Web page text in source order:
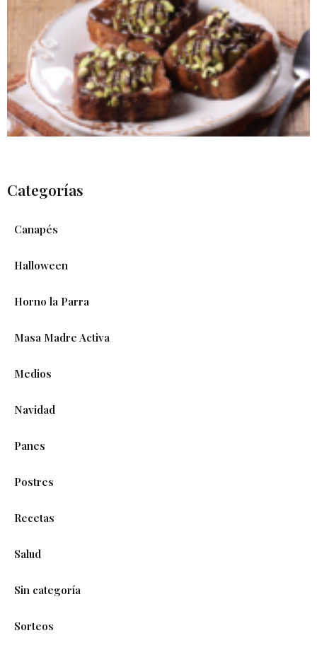
Categorías
Canapés
Halloween
Horno la Parra
Masa Madre Activa
Medios
Navidad
Panes
Postres
Recetas
Salud
Sin categoría
Sorteos